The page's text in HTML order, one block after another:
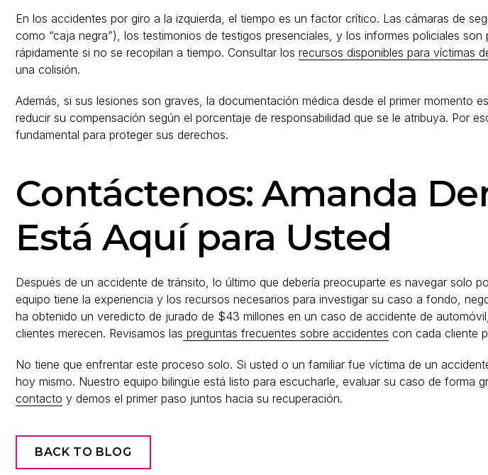
En los accidentes por giro a la izquierda, el tiempo es un factor crítico. Las cámaras de
como “caja negra”), los testimonios de testigos presenciales, y los informes policiales
rápidamente si no se recopilan a tiempo. Consultar los recursos disponibles para víctimas
una colisión.
Además, si sus lesiones son graves, la documentación médica desde el primer momento
reducir su compensación según el porcentaje de responsabilidad que se le atribuya. Por
fundamental para proteger sus derechos.
Contáctenos: Amanda
Está Aquí para Usted
Después de un accidente de tránsito, lo último que debería preocuparte es navegar solo
equipo tiene la experiencia y los recursos necesarios para investigar su caso a fondo,
ha obtenido un veredicto de jurado de $43 millones en un caso de accidente de
clientes merecen. Revisamos las preguntas frecuentes sobre accidentes con cada cliente
No tiene que enfrentar este proceso solo. Si usted o un familiar fue víctima de un
hoy mismo. Nuestro equipo bilingüe está listo para escucharle, evaluar su caso de forma
contacto y demos el primer paso juntos hacia su recuperación.
BACK TO BLOG